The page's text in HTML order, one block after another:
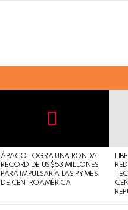
Safe
For
Work
view
this
post
ÁBACO LOGRA UNA RONDA
RÉCORD DE US$53 MILLONES
PARA IMPULSAR A LAS PYMES
DE CENTROAMÉRICA